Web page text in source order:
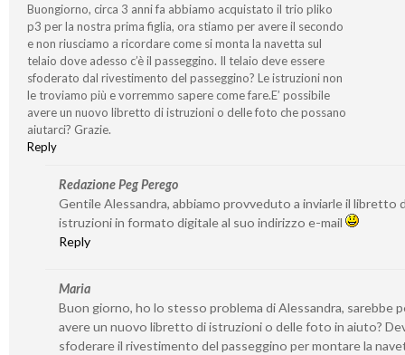
Buongiorno, circa 3 anni fa abbiamo acquistato il trio pliko
p3 per la nostra prima figlia, ora stiamo per avere il secondo
e non riusciamo a ricordare come si monta la navetta sul
telaio dove adesso c’è il passeggino. Il telaio deve essere
sfoderato dal rivestimento del passeggino? Le istruzioni non
le troviamo più e vorremmo sapere come fare.E’ possibile
avere un nuovo libretto di istruzioni o delle foto che possano
aiutarci? Grazie.
Reply
Redazione Peg Perego
Gentile Alessandra, abbiamo provveduto a inviarle il libretto
istruzioni in formato digitale al suo indirizzo e-mail
Reply
Maria
Buon giorno, ho lo stesso problema di Alessandra, sarebbe
avere un nuovo libretto di istruzioni o delle foto in aiuto?
sfoderare il rivestimento del passeggino per montare la